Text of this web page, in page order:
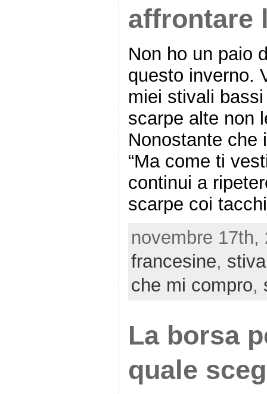
affrontare
Non ho un paio
questo inverno.
miei stivali
scarpe alte non
Nonostante che
“Ma come ti
continui a
scarpe coi
novembre 17th,
francesine,
che mi compro,
La borsa
quale